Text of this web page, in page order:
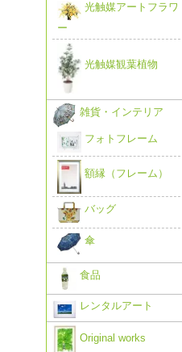
光触媒アートフラワ
ー
光触媒観葉植物
雑貨・インテリア
フォトフレーム
額縁（フレーム）
バッグ
傘
食品
レンタルアート
Original works